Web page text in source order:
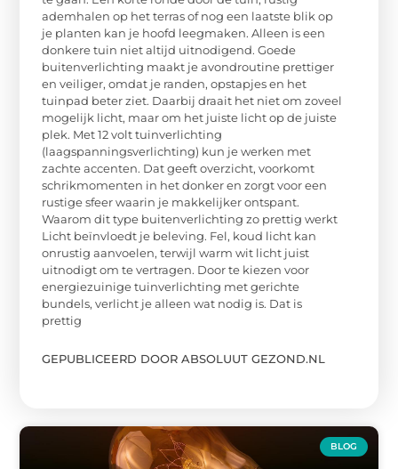
ademhalen op het terras of nog een laatste blik op
je planten kan je hoofd leegmaken. Alleen is een
donkere tuin niet altijd uitnodigend. Goede
buitenverlichting maakt je avondroutine prettiger
en veiliger, omdat je randen, opstapjes en het
tuinpad beter ziet. Daarbij draait het niet om zoveel
mogelijk licht, maar om het juiste licht op de juiste
plek. Met 12 volt tuinverlichting
(laagspanningsverlichting) kun je werken met
zachte accenten. Dat geeft overzicht, voorkomt
schrikmomenten in het donker en zorgt voor een
rustige sfeer waarin je makkelijker ontspant.
Waarom dit type buitenverlichting zo prettig werkt
Licht beïnvloedt je beleving. Fel, koud licht kan
onrustig aanvoelen, terwijl warm wit licht juist
uitnodigt om te vertragen. Door te kiezen voor
energiezuinige tuinverlichting met gerichte
bundels, verlicht je alleen wat nodig is. Dat is
prettig
GEPUBLICEERD DOOR ABSOLUUT GEZOND.NL
BLOG